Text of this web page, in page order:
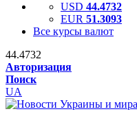
USD 44.4732
EUR 51.3093
Все курсы валют
44.4732
Авторизация
Поиск
UA